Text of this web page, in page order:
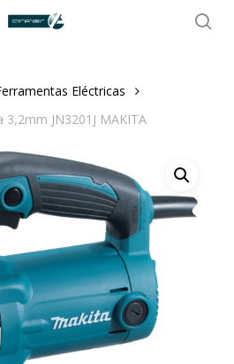
Eléctricas
3,2mm JN3201J MAKITA